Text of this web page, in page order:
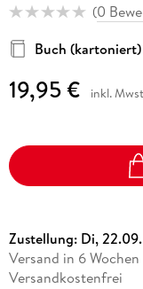
(0
Buch (kartoniert)
19,95 € inkl.
Zustellung: Di,
Versand in 6 Wochen
Versandkostenfrei